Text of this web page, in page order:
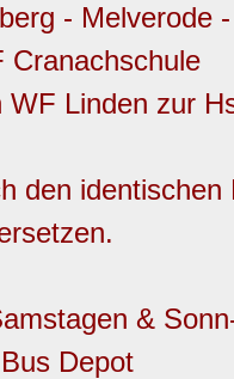
- Melverode
Cranachschule
WF Linden zur
den
&
Depot